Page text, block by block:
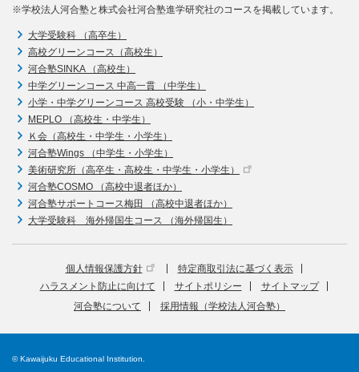
※学校法人河合塾と株式会社河合塾進学研究社のコースを掲載しています。
大学受験科 （高卒生）
高校グリーンコース（高校生）
河合塾SINKA （高校生）
中学グリーンコース 中高一貫 （中学生）
小学・中学グリーンコース 高校受験 （小・中学生）
MEPLO （高校生・中学生）
Ｋ会（高校生・中学生・小学生）
河合塾Wings （中学生・小学生）
美術研究所（高卒生・高校生・中学生・小学生）
河合塾COSMO （高校中退者ほか）
河合塾サポートコース梅田 （高校中退者ほか）
大学受験科 海外帰国生コース （海外帰国生）
個人情報保護方針
特定商取引法に基づく表示
ハラスメント防止に向けて
サイトポリシー
サイトマップ
河合塾について
採用情報（学校法人河合塾）
© Kawaijuku Educational Institution.